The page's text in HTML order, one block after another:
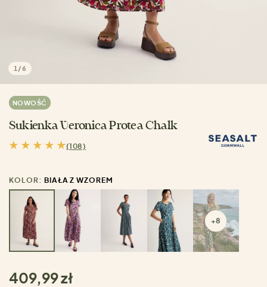
1 /6
NOWOŚĆ
Sukienka Veronica Protea Chalk
(108)
KOLOR: BIAŁA Z WZOREM
+8
409,99 zł